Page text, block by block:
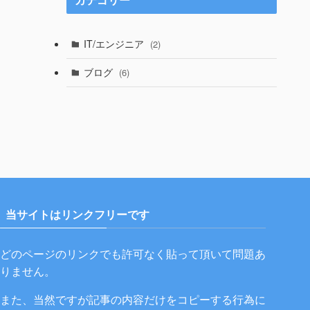
IT/エンジニア (2)
ブログ (6)
当サイトはリンクフリーです
どのページのリンクでも許可なく貼って頂いて問題あ
りません。
また、当然ですが記事の内容だけをコピーする行為に